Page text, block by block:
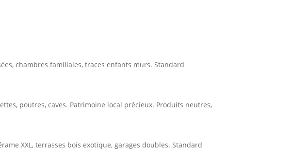
chambres familiales, traces enfants murs. Standard
poutres, caves. Patrimoine local précieux. Produits neutres,
XXL, terrasses bois exotique, garages doubles. Standard